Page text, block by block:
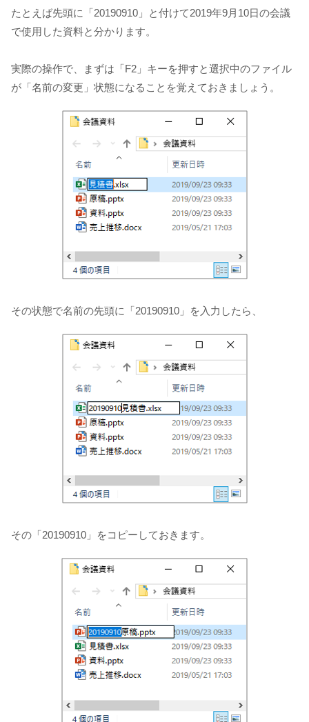
たとえば先頭に「20190910」と付けて2019年9月10日の会議
で使用した資料と分かります。
実際の操作で、まずは「F2」キーを押すと選択中のファイル
が「名前の変更」状態になることを覚えておきましょう。
その状態で名前の先頭に「20190910」を入力したら、
その「20190910」をコピーしておきます。